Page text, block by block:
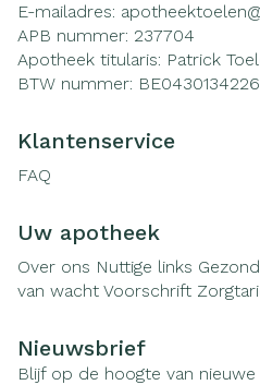
E-mailadres:
APB nummer: 237704
Apotheek titularis: Patrick
BTW nummer: BE0430134226
Klantenservice
FAQ
Uw apotheek
Over ons Nuttige links
van wacht Voorschrift
Nieuwsbrief
Blijf op de hoogte van